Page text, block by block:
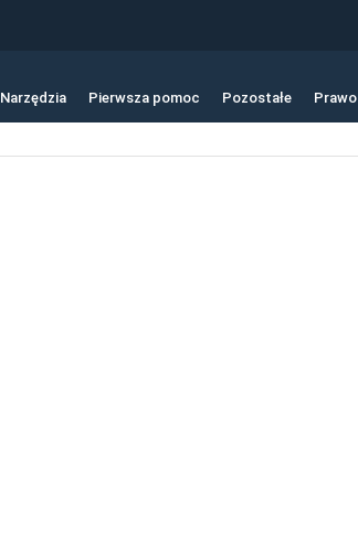
Narzędzia Pierwsza pomoc Pozostałe Prawo